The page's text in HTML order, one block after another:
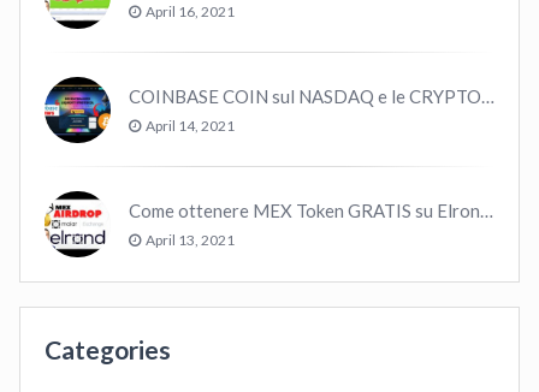
April 16, 2021
COINBASE COIN sul NASDAQ e le CRYPTO volano!
April 14, 2021
Come ottenere MEX Token GRATIS su Elrond ?
April 13, 2021
Categories